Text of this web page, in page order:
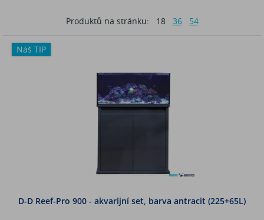
Produktů na stránku: 18 36 54
Náš TIP
D-D Reef-Pro 900 - akvarijní set, barva antracit (225+65L)